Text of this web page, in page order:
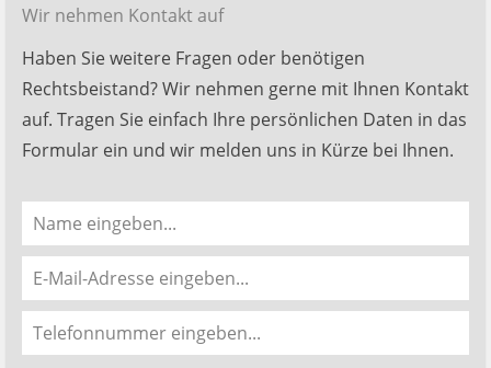
Wir nehmen Kontakt auf
Haben Sie weitere Fragen oder benötigen
Rechtsbeistand? Wir nehmen gerne mit Ihnen Kontakt
auf. Tragen Sie einfach Ihre persönlichen Daten in das
Formular ein und wir melden uns in Kürze bei Ihnen.